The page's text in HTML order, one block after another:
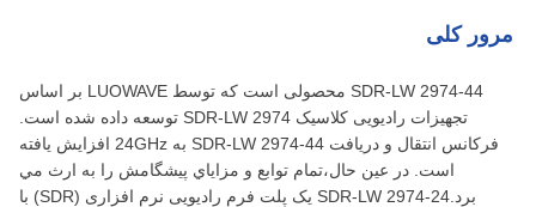
مرور کلی
SDR-LW 2974-44 محصولی است که توسط LUOWAVE بر اساس
تجهیزات رادیویی کلاسیک SDR-LW 2974 توسعه داده شده است.
فرکانس انتقال و دریافت SDR-LW 2974-44 به 24GHz افزایش یافته
است. در عین حال،تمام توابع و مزاياي پيشگامش را به ارث مي
برد.
SDR-LW 2974-24 یک پلت فرم رادیویی نرم افزاری (SDR) با